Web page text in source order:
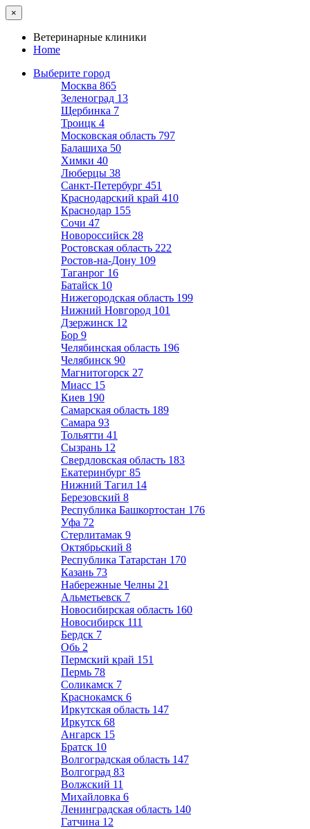
×
Ветеринарные клиники
Home
Выберите город
Москва 865
Зеленоград 13
Щербинка 7
Троицк 4
Московская область 797
Балашиха 50
Химки 40
Люберцы 38
Санкт-Петербург 451
Краснодарский край 410
Краснодар 155
Сочи 47
Новороссийск 28
Ростовская область 222
Ростов-на-Дону 109
Таганрог 16
Батайск 10
Нижегородская область 199
Нижний Новгород 101
Дзержинск 12
Бор 9
Челябинская область 196
Челябинск 90
Магнитогорск 27
Миасс 15
Киев 190
Самарская область 189
Самара 93
Тольятти 41
Сызрань 12
Свердловская область 183
Екатеринбург 85
Нижний Тагил 14
Березовский 8
Республика Башкортостан 176
Уфа 72
Стерлитамак 9
Октябрьский 8
Республика Татарстан 170
Казань 73
Набережные Челны 21
Альметьевск 7
Новосибирская область 160
Новосибирск 111
Бердск 7
Обь 2
Пермский край 151
Пермь 78
Соликамск 7
Краснокамск 6
Иркутская область 147
Иркутск 68
Ангарск 15
Братск 10
Волгоградская область 147
Волгоград 83
Волжский 11
Михайловка 6
Ленинградская область 140
Гатчина 12